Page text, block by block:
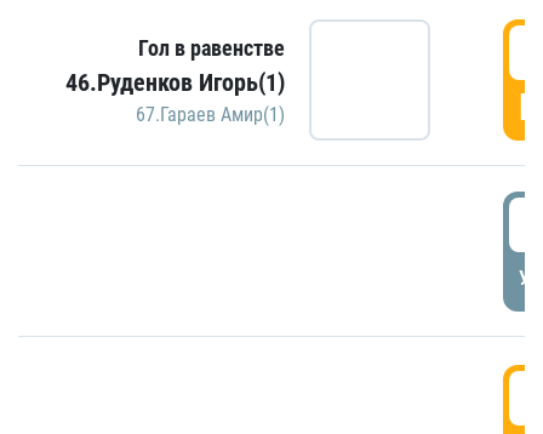
Гол в равенстве
46.Руденков Игорь(1)
67.Гараев Амир(1)